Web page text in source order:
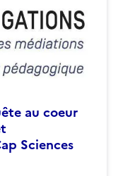
au coeur
Sciences